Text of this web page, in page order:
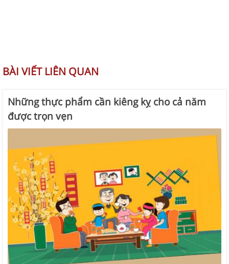
BÀI VIẾT LIÊN QUAN
Những thực phẩm cần kiêng kỵ cho cả năm
được trọn vẹn